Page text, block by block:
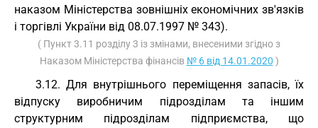
наказом Міністерства зовнішніх економічних зв'язків
і торгівлі України від 08.07.1997 № 343).
( Пункт 3.11 розділу 3 із змінами, внесеними згідно з
Наказом Міністерства фінансів № 6 від 14.01.2020 )
3.12. Для внутрішнього переміщення запасів, їх
відпуску виробничим підрозділам та іншим
структурним підрозділам підприємства, що